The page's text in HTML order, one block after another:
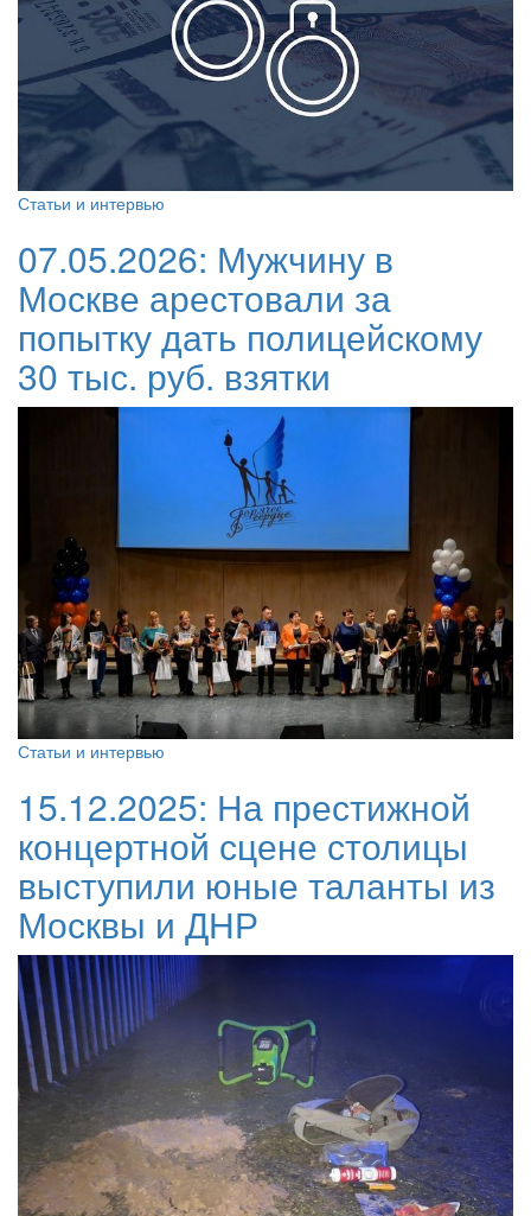
Статьи и интервью
07.05.2026: Мужчину в
Москве арестовали за
попытку дать полицейскому
30 тыс. руб. взятки
Статьи и интервью
15.12.2025: На престижной
концертной сцене столицы
выступили юные таланты из
Москвы и ДНР